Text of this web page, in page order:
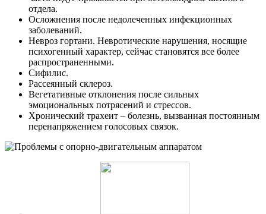
отдела.
Осложнения после недолеченных инфекционных
заболеваний.
Невроз гортани. Невротические нарушения, носящие
психогенный характер, сейчас становятся все более
распространенными.
Сифилис.
Рассеянный склероз.
Вегетативные отклонения после сильных
эмоциональных потрясений и стрессов.
Хронический трахеит – болезнь, вызванная постоянным
перенапряжением голосовых связок.